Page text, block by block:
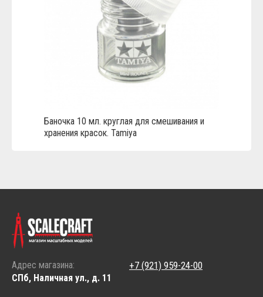
Баночка 10 мл. круглая для смешивания и
хранения красок. Tamiya
Адрес магазина:
СПб, Наличная ул., д. 11
+7 (921) 959-24-00